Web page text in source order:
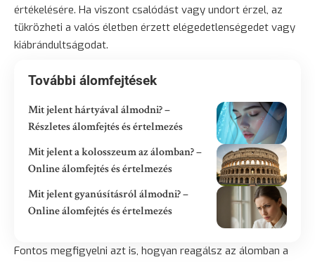
értékelésére. Ha viszont csalódást vagy undort érzel, az
tükrözheti a valós életben érzett elégedetlenségedet vagy
kiábrándultságodat.
További álomfejtések
Mit jelent hártyával álmodni? –
Részletes álomfejtés és értelmezés
Mit jelent a kolosszeum az álomban? –
Online álomfejtés és értelmezés
Mit jelent gyanúsításról álmodni? –
Online álomfejtés és értelmezés
Fontos megfigyelni azt is, hogyan reagálsz az álomban a